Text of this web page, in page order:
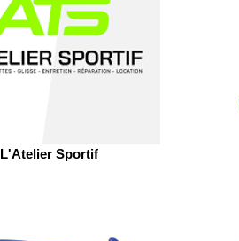
L'Atelier Sportif